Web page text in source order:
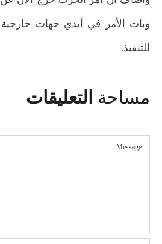
وبات الأمر في أيدي جهات خارجية
للتنفيذ.
مساحة التعليقات